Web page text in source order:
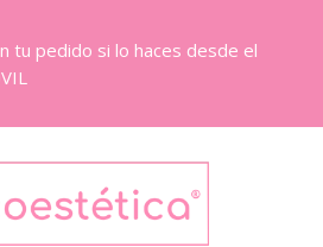
tu pedido si lo haces desde el